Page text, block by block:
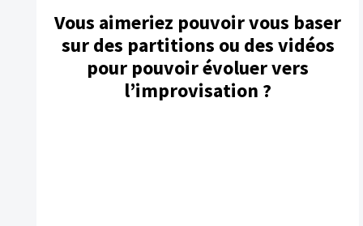
Vous aimeriez pouvoir vous baser
sur des partitions ou des vidéos
pour pouvoir évoluer vers
l’improvisation ?